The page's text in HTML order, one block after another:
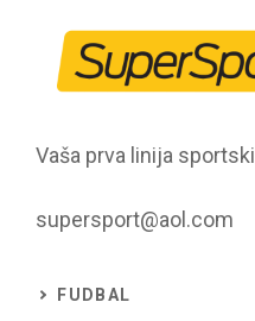
Vaša prva linija
supersport@aol.com
FUDBAL